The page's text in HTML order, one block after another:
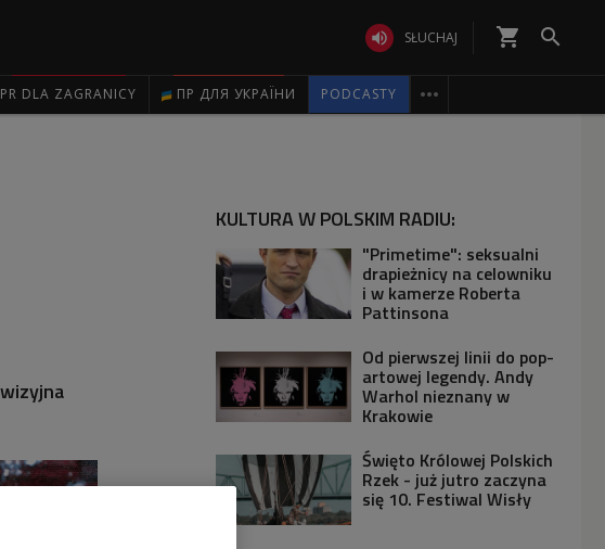
 SŁUCHAJ shopping_cart 
PR DLA ZAGRANICY ПР ДЛЯ УКРАЇНИ PODCASTY 
KULTURA W POLSKIM RADIU:
"Primetime": seksualni
drapieżnicy na celowniku
i w kamerze Roberta
Pattinsona
Od pierwszej linii do pop-
artowej legendy. Andy
Warhol nieznany w
Krakowie
Święto Królowej Polskich
Rzek - już jutro zaczyna
się 10. Festiwal Wisły